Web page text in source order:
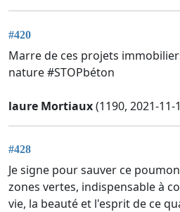
#420
Marre de ces projets
nature #STOPbéton
laure Mortiaux(1190, 2021-11-
#428
Je signe pour sauver ce
zones vertes, indispensable à
vie, la beauté et l'esprit de ce